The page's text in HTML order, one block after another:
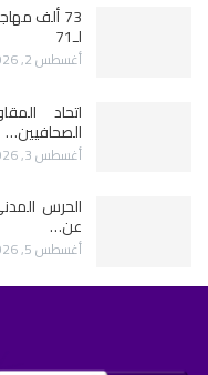
73 ألف
لـ71
أغسطس 2, 2026
اتحاد
الصحافيين…
أغسطس 3, 2026
الحرس
عن…
أغسطس 5, 2026